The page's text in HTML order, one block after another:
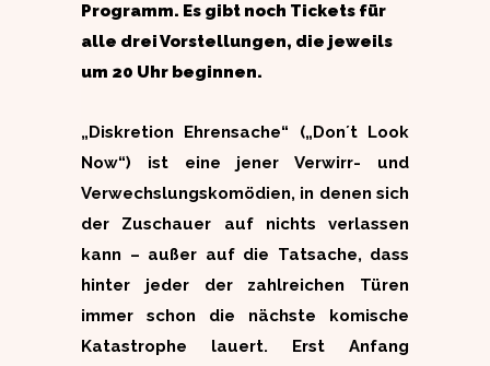
Programm. Es gibt noch Tickets für
alle drei Vorstellungen, die jeweils
um 20 Uhr beginnen.
„Diskretion Ehrensache“ („Don´t Look
Now“) ist eine jener Verwirr- und
Verwechslungskomödien, in denen sich
der Zuschauer auf nichts verlassen
kann – außer auf die Tatsache, dass
hinter jeder der zahlreichen Türen
immer schon die nächste komische
Katastrophe lauert. Erst Anfang